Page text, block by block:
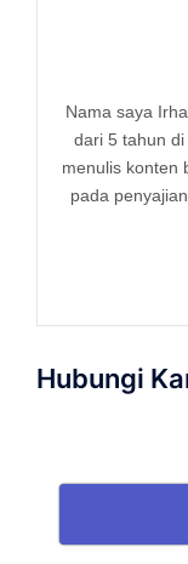
Nama saya
dari 5 tahun
menulis konten
pada
Hubungi